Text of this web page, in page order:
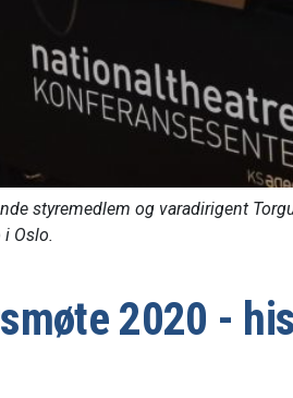
styremedlem og varadirigent
Oslo.
2020 -